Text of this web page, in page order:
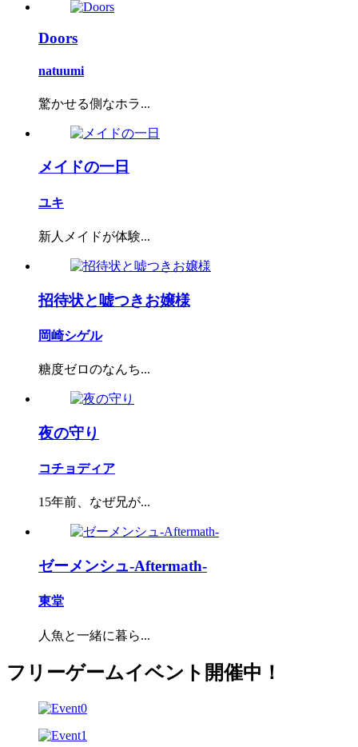
Doors
natuumi
驚かせる側なホラ...
メイドの一日
ユキ
新人メイドが体験...
招待状と嘘つきお嬢様
岡崎シゲル
糖度ゼロのなんち...
夜の守り
コチョディア
15年前、なぜ兄が...
ゼーメンシュ-Aftermath-
東堂
人魚と一緒に暮ら...
フリーゲームイベント開催中！